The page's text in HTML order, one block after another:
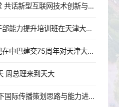
张宏科院士做客院士大讲堂 共话新型互联网技术创新与人才培养
青海民族大学第七届领导干部能力提升培训班在天津大学顺利举办
深入学习贯彻习近平总书记在中巴建交75周年对天津大学重要指示精神 奋力谱写新时代教育对外开放新篇章
周总理来到天大
天津大学成功举办“大变局下国际传播策划思路与能力进化”专题讲座